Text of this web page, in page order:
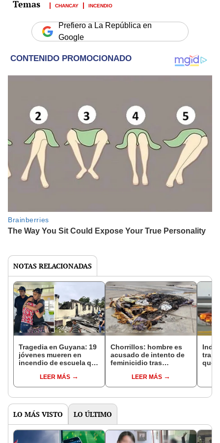
CHANCAY INCENDIO
Prefiero a La República en
Google
NOTAS RELACIONADAS
Tragedia en Guyana: 19
jóvenes mueren en
incendio de escuela que
LEER MÁS
Chorrillos: hombre es
acusado de intento de
feminicidio tras
exparejaLEER MÁS
LO MÁS VISTO LO ÚLTIMO